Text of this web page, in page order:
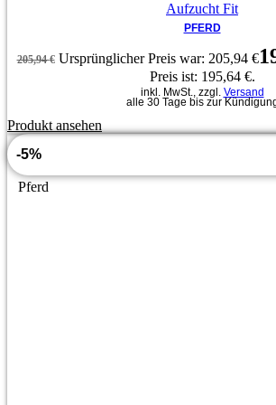
Aufzucht Fit
PFERD
205,94€ Ursprünglicher Preis war: 205,94 €
Preis ist: 195,64 €.
inkl. MwSt., zzgl. Versand
alle 30 Tage bis zur
Produkt ansehen
-5%
Pferd